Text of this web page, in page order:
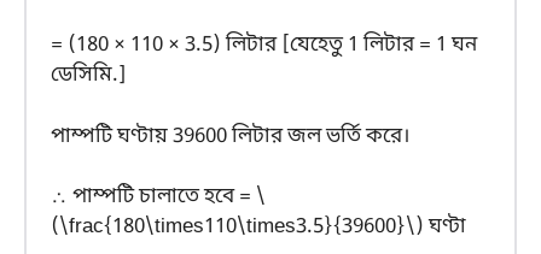
= (180 × 110 × 3.5) লিটার [যেহেতু 1 লিটার = 1 ঘন
ডেসিমি.]
পাম্পটি ঘণ্টায় 39600 লিটার জল ভর্তি করে।
∴ পাম্পটি চালাতে হবে = \
(\frac{180\times110\times3.5}{39600}\) ঘণ্টা